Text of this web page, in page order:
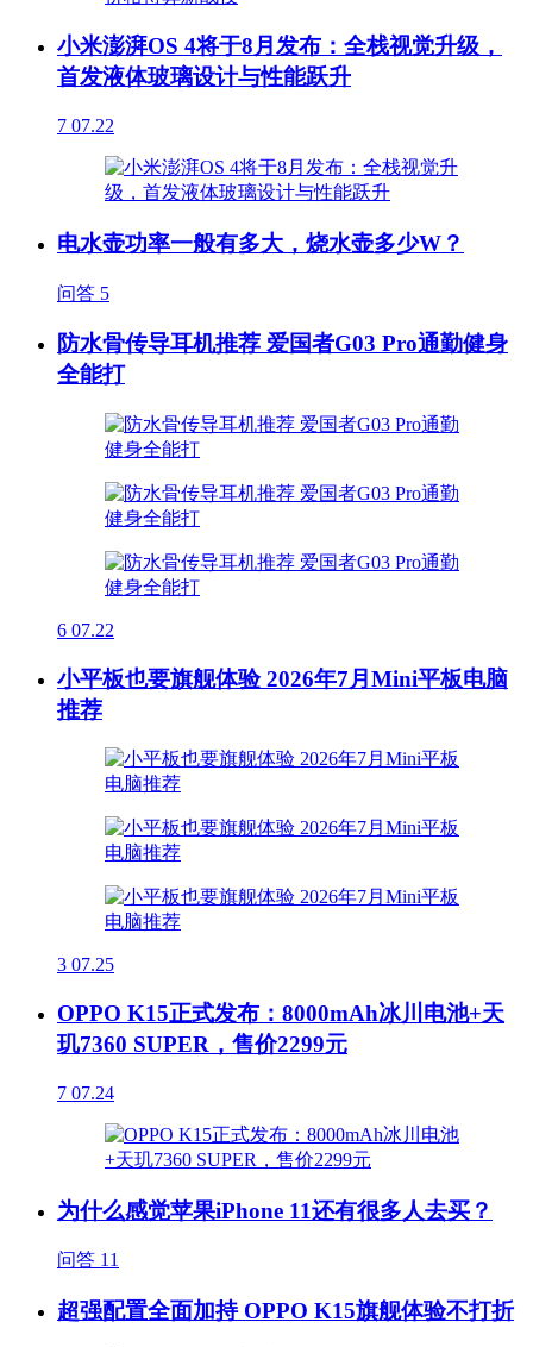
小米澎湃OS 4将于8月发布：全栈视觉升级，
首发液体玻璃设计与性能跃升
7 07.22
电水壶功率一般有多大，烧水壶多少W？
问答 5
防水骨传导耳机推荐 爱国者G03 Pro通勤健身
全能打
6 07.22
小平板也要旗舰体验 2026年7月Mini平板电脑
推荐
3 07.25
OPPO K15正式发布：8000mAh冰川电池+天
玑7360 SUPER，售价2299元
7 07.24
为什么感觉苹果iPhone 11还有很多人去买？
问答 11
超强配置全面加持 OPPO K15旗舰体验不打折